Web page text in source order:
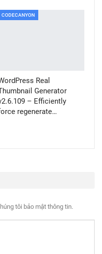
CODECANYON
Real
Generator
– Efficiently
regenerate…
tôi bảo mật thông tin.